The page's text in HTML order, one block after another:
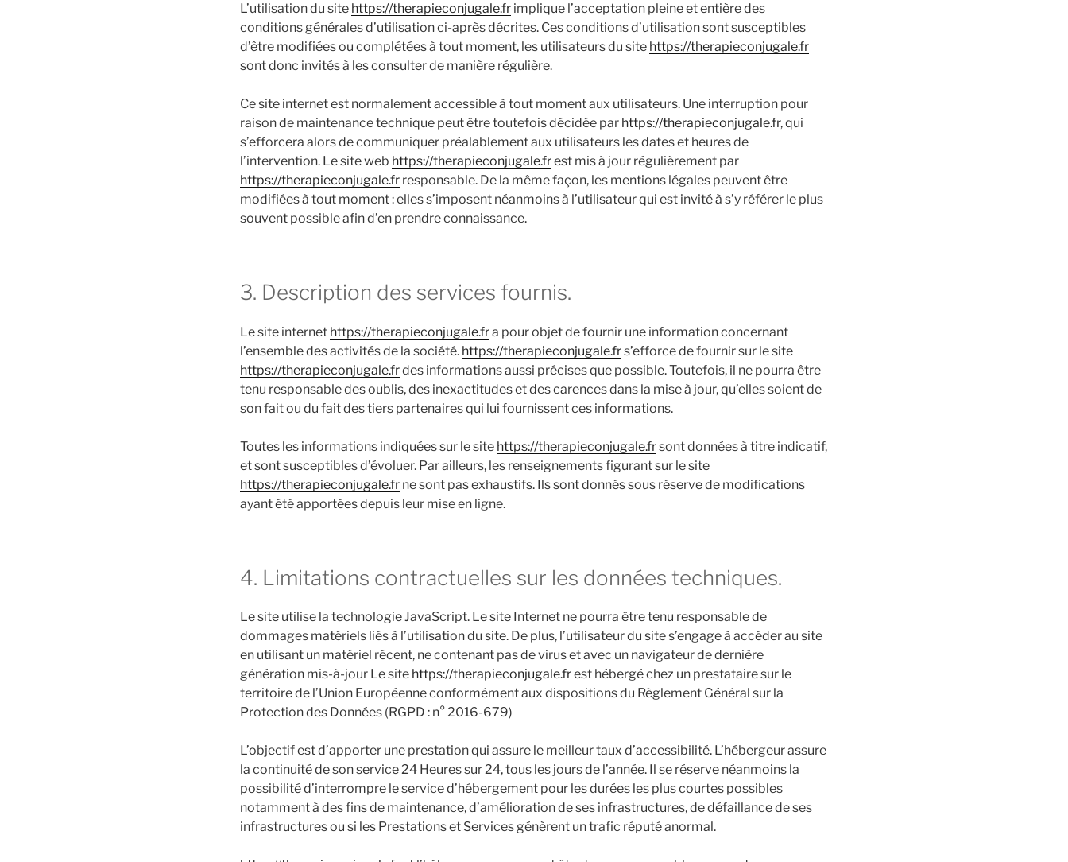
L’utilisation du site https://therapieconjugale.fr implique l’acceptation pleine et entière des
conditions générales d’utilisation ci-après décrites. Ces conditions d’utilisation sont susceptibles
d’être modifiées ou complétées à tout moment, les utilisateurs du site https://therapieconjugale.fr
sont donc invités à les consulter de manière régulière.
Ce site internet est normalement accessible à tout moment aux utilisateurs. Une interruption pour
raison de maintenance technique peut être toutefois décidée par https://therapieconjugale.fr, qui
s’efforcera alors de communiquer préalablement aux utilisateurs les dates et heures de
l’intervention. Le site web https://therapieconjugale.frest mis à jour régulièrement par
https://therapieconjugale.fr responsable. De la même façon, les mentions légales peuvent être
modifiées à tout moment : elles s’imposent néanmoins à l’utilisateur qui est invité à s’y référer le plus
souvent possible afin d’en prendre connaissance.
3. Description des services fournis.
Le site internet https://therapieconjugale.fra pour objet de fournir une information concernant
l’ensemble des activités de la société. https://therapieconjugale.frs’efforce de fournir sur le site
https://therapieconjugale.frdes informations aussi précises que possible. Toutefois, il ne pourra être
tenu responsable des oublis, des inexactitudes et des carences dans la mise à jour, qu’elles soient de
son fait ou du fait des tiers partenaires qui lui fournissent ces informations.
Toutes les informations indiquées sur le site https://therapieconjugale.frsont données à titre indicatif,
et sont susceptibles d’évoluer. Par ailleurs, les renseignements figurant sur le site
https://therapieconjugale.fr ne sont pas exhaustifs. Ils sont donnés sous réserve de modifications
ayant été apportées depuis leur mise en ligne.
4. Limitations contractuelles sur les données techniques.
Le site utilise la technologie JavaScript. Le site Internet ne pourra être tenu responsable de
dommages matériels liés à l’utilisation du site. De plus, l’utilisateur du site s’engage à accéder au site
en utilisant un matériel récent, ne contenant pas de virus et avec un navigateur de dernière
génération mis-à-jour Le site https://therapieconjugale.frest hébergé chez un prestataire sur le
territoire de l’Union Européenne conformément aux dispositions du Règlement Général sur la
Protection des Données (RGPD : n° 2016-679)
L’objectif est d’apporter une prestation qui assure le meilleur taux d’accessibilité. L’hébergeur assure
la continuité de son service 24 Heures sur 24, tous les jours de l’année. Il se réserve néanmoins la
possibilité d’interrompre le service d’hébergement pour les durées les plus courtes possibles
notamment à des fins de maintenance, d’amélioration de ses infrastructures, de défaillance de ses
infrastructures ou si les Prestations et Services génèrent un trafic réputé anormal.